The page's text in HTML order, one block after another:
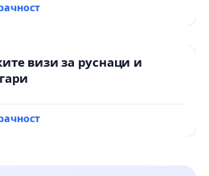
визи за руснаци и